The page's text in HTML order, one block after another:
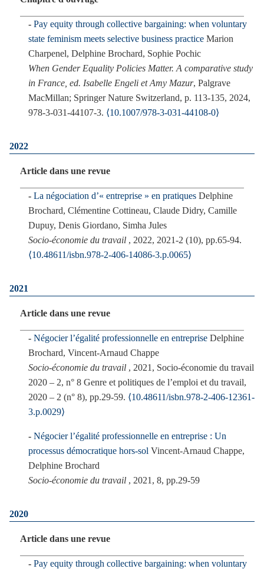
Pay equity through collective bargaining: when voluntary
state feminism meets selective business practice Marion
Charpenel, Delphine Brochard, Sophie Pochic
When Gender Equality Policies Matter. A comparative study
in France, ed. Isabelle Engeli et Amy Mazur, Palgrave
MacMillan; Springer Nature Switzerland, p. 113-135, 2024,
978-3-031-44107-3. ⟨10.1007/978-3-031-44108-0⟩
2022
Article dans une revue
La négociation d’« entreprise » en pratiques Delphine
Brochard, Clémentine Cottineau, Claude Didry, Camille
Dupuy, Denis Giordano, Simha Jules
Socio-économie du travail , 2022, 2021-2 (10), pp.65-94.
⟨10.48611/isbn.978-2-406-14086-3.p.0065⟩
2021
Article dans une revue
Négocier l’égalité professionnelle en entreprise Delphine
Brochard, Vincent-Arnaud Chappe
Socio-économie du travail , 2021, Socio-économie du travail
2020 – 2, n° 8 Genre et politiques de l’emploi et du travail,
2020 – 2 (n° 8), pp.29-59. ⟨10.48611/isbn.978-2-406-12361-
3.p.0029⟩
Négocier l’égalité professionnelle en entreprise : Un
processus démocratique hors-sol Vincent-Arnaud Chappe,
Delphine Brochard
Socio-économie du travail , 2021, 8, pp.29-59
2020
Article dans une revue
Pay equity through collective bargaining: when voluntary